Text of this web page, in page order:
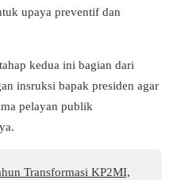
upaya preventif dan
kedua ini bagian dari
insruksi bapak presiden agar
pelayan publik
Transformasi KP2MI,